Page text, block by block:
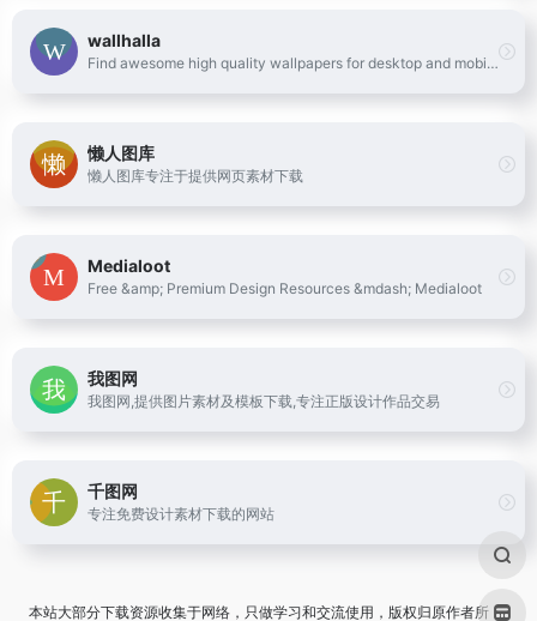
wallhalla
Find awesome high quality wallpapers for desktop and mobile in one place.
懒人图库
懒人图库专注于提供网页素材下载
Medialoot
Free &amp; Premium Design Resources &mdash; Medialoot
我图网
我图网,提供图片素材及模板下载,专注正版设计作品交易
千图网
专注免费设计素材下载的网站
本站大部分下载资源收集于网络，只做学习和交流使用，版权归原作者所